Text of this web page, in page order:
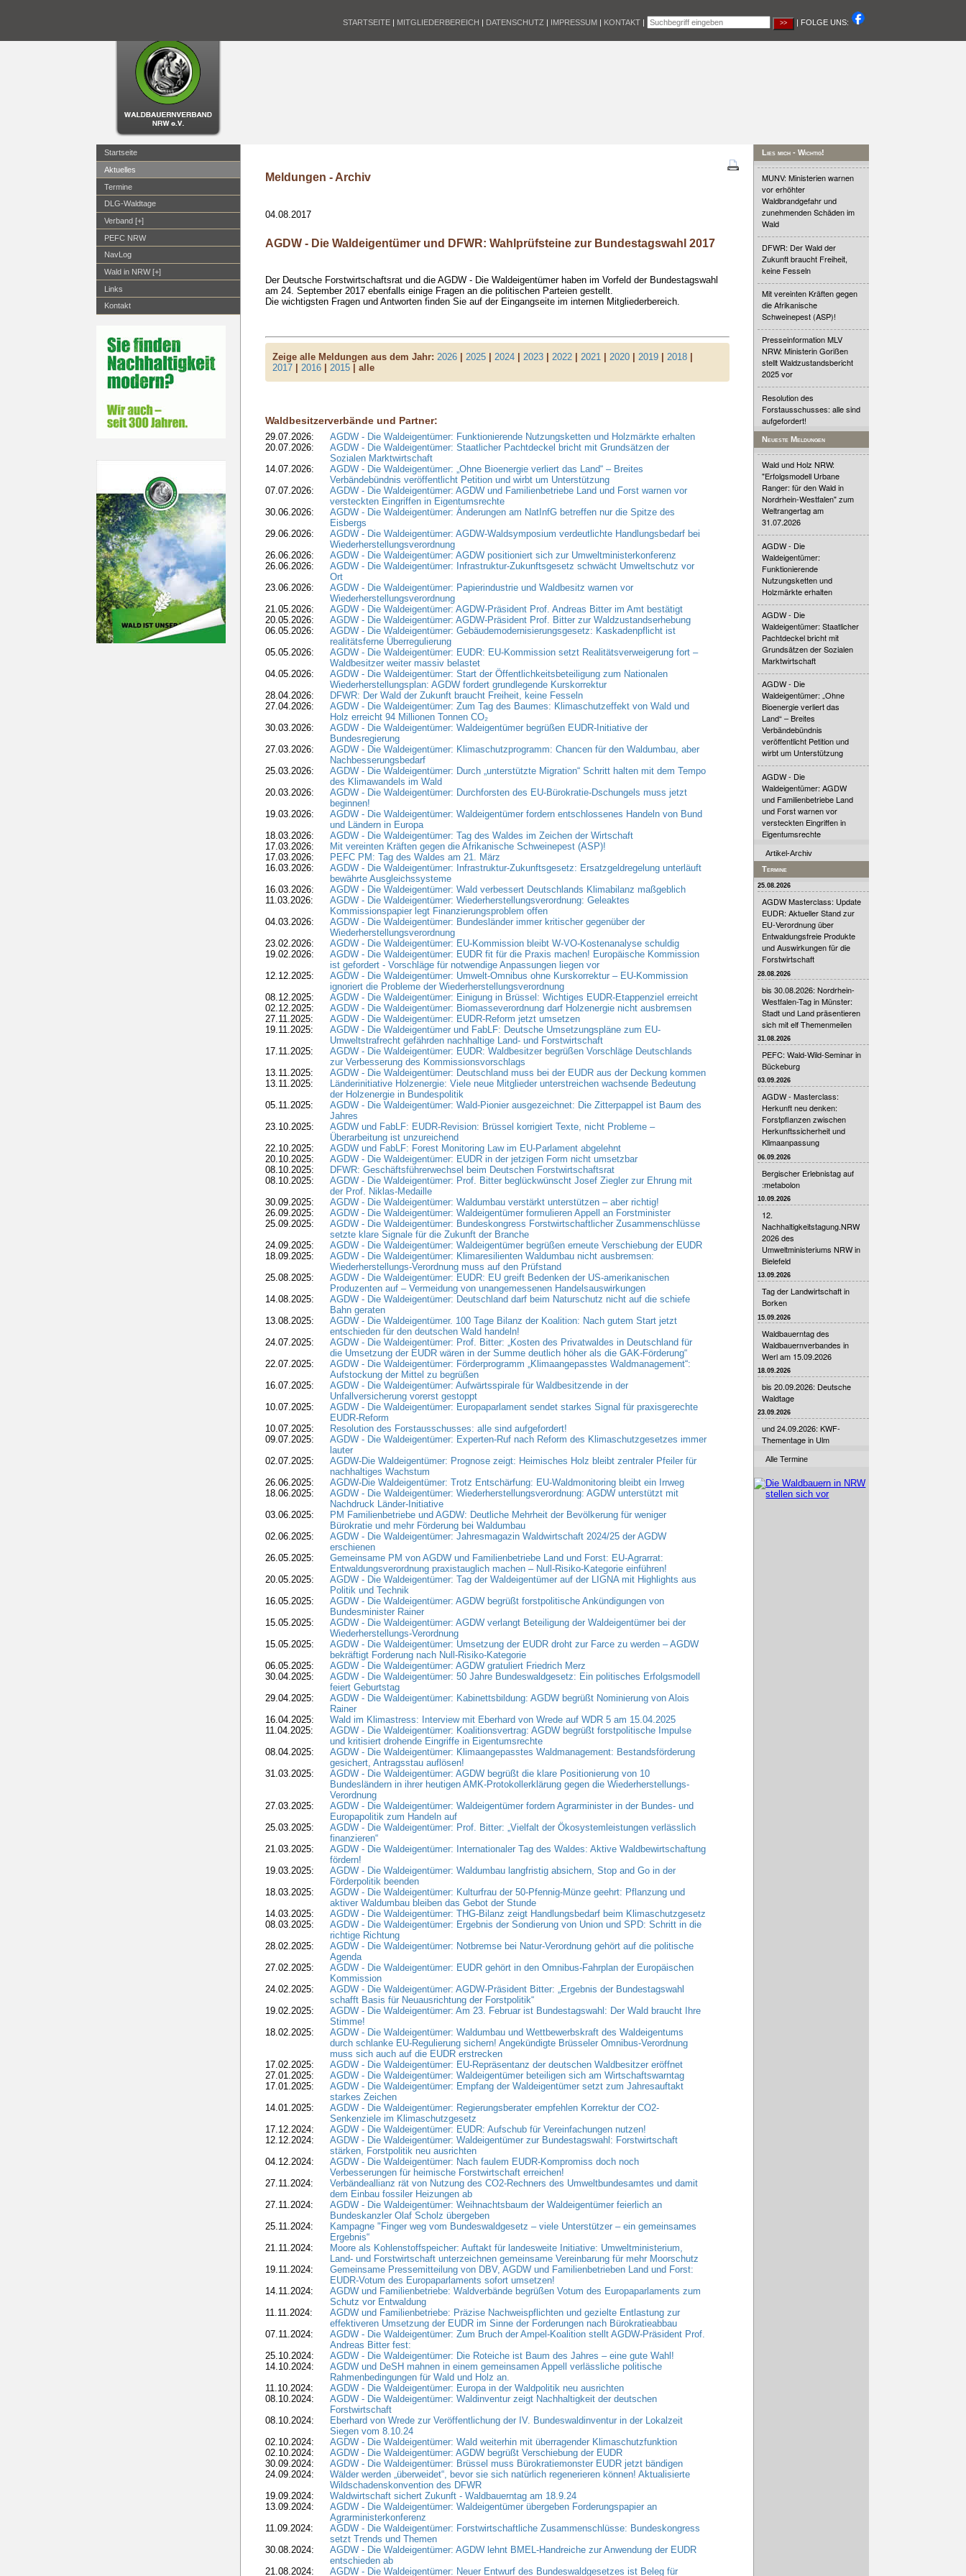
STARTSEITE | MITGLIEDERBEREICH | DATENSCHUTZ | IMPRESSUM | KONTAKT | | FOLGE UNS:
Startseite
Aktuelles
Termine
DLG-Waldtage
Verband [+]
PEFC NRW
NavLog
Wald in NRW [+]
Links
Kontakt
Meldungen - Archiv
04.08.2017
AGDW - Die Waldeigentümer und DFWR: Wahlprüfsteine zur Bundestagswahl 2017
Der Deutsche Forstwirtschaftsrat und die AGDW - Die Waldeigentümer haben im Vorfeld der Bundestagswahl
am 24. September 2017 ebenfalls einige Fragen an die politischen Parteien gestellt.
Die wichtigsten Fragen und Antworten finden Sie auf der Eingangseite im internen Mitgliederbereich.
Zeige alle Meldungen aus dem Jahr: 2026| 2025| 2024| 2023| 2022| 2021| 2020| 2019| 2018|
2017| 2016| 2015| alle
Waldbesitzerverbände und Partner:
29.07.2026:
AGDW - Die Waldeigentümer: Funktionierende Nutzungsketten und Holzmärkte erhalten
20.07.2026:
AGDW - Die Waldeigentümer: Staatlicher Pachtdeckel bricht mit Grundsätzen der
Sozialen Marktwirtschaft
14.07.2026:
AGDW - Die Waldeigentümer: „Ohne Bioenergie verliert das Land“ – Breites
Verbändebündnis veröffentlicht Petition und wirbt um Unterstützung
07.07.2026:
AGDW - Die Waldeigentümer: AGDW und Familienbetriebe Land und Forst warnen vor
versteckten Eingriffen in Eigentumsrechte
30.06.2026:
AGDW - Die Waldeigentümer: Änderungen am NatInfG betreffen nur die Spitze des
Eisbergs
29.06.2026:
AGDW - Die Waldeigentümer: AGDW-Waldsymposium verdeutlichte Handlungsbedarf bei
Wiederherstellungsverordnung
26.06.2026:
AGDW - Die Waldeigentümer: AGDW positioniert sich zur Umweltministerkonferenz
26.06.2026:
AGDW - Die Waldeigentümer: Infrastruktur-Zukunftsgesetz schwächt Umweltschutz vor
Ort
23.06.2026:
AGDW - Die Waldeigentümer: Papierindustrie und Waldbesitz warnen vor
Wiederherstellungsverordnung
21.05.2026:
AGDW - Die Waldeigentümer: AGDW-Präsident Prof. Andreas Bitter im Amt bestätigt
20.05.2026:
AGDW - Die Waldeigentümer: AGDW-Präsident Prof. Bitter zur Waldzustandserhebung
06.05.2026:
AGDW - Die Waldeigentümer: Gebäudemodernisierungsgesetz: Kaskadenpflicht ist
realitätsferne Überregulierung
05.05.2026:
AGDW - Die Waldeigentümer: EUDR: EU-Kommission setzt Realitätsverweigerung fort –
Waldbesitzer weiter massiv belastet
04.05.2026:
AGDW - Die Waldeigentümer: Start der Öffentlichkeitsbeteiligung zum Nationalen
Wiederherstellungsplan: AGDW fordert grundlegende Kurskorrektur
28.04.2026:
DFWR: Der Wald der Zukunft braucht Freiheit, keine Fesseln
27.04.2026:
AGDW - Die Waldeigentümer: Zum Tag des Baumes: Klimaschutzeffekt von Wald und
Holz erreicht 94 Millionen Tonnen CO₂
30.03.2026:
AGDW - Die Waldeigentümer: Waldeigentümer begrüßen EUDR-Initiative der
Bundesregierung
27.03.2026:
AGDW - Die Waldeigentümer: Klimaschutzprogramm: Chancen für den Waldumbau, aber
Nachbesserungsbedarf
25.03.2026:
AGDW - Die Waldeigentümer: Durch „unterstützte Migration“ Schritt halten mit dem Tempo
des Klimawandels im Wald
20.03.2026:
AGDW - Die Waldeigentümer: Durchforsten des EU-Bürokratie-Dschungels muss jetzt
beginnen!
19.03.2026:
AGDW - Die Waldeigentümer: Waldeigentümer fordern entschlossenes Handeln von Bund
und Ländern in Europa
18.03.2026:
AGDW - Die Waldeigentümer: Tag des Waldes im Zeichen der Wirtschaft
17.03.2026:
Mit vereinten Kräften gegen die Afrikanische Schweinepest (ASP)!
17.03.2026:
PEFC PM: Tag des Waldes am 21. März
16.03.2026:
AGDW - Die Waldeigentümer: Infrastruktur-Zukunftsgesetz: Ersatzgeldregelung unterläuft
bewährte Ausgleichssysteme
16.03.2026:
AGDW - Die Waldeigentümer: Wald verbessert Deutschlands Klimabilanz maßgeblich
11.03.2026:
AGDW - Die Waldeigentümer: Wiederherstellungsverordnung: Geleaktes
Kommissionspapier legt Finanzierungsproblem offen
04.03.2026:
AGDW - Die Waldeigentümer: Bundesländer immer kritischer gegenüber der
Wiederherstellungsverordnung
23.02.2026:
AGDW - Die Waldeigentümer: EU-Kommission bleibt W-VO-Kostenanalyse schuldig
19.02.2026:
AGDW - Die Waldeigentümer: EUDR fit für die Praxis machen! Europäische Kommission
ist gefordert - Vorschläge für notwendige Anpassungen liegen vor
12.12.2025:
AGDW - Die Waldeigentümer: Umwelt-Omnibus ohne Kurskorrektur – EU-Kommission
ignoriert die Probleme der Wiederherstellungsverordnung
08.12.2025:
AGDW - Die Waldeigentümer: Einigung in Brüssel: Wichtiges EUDR-Etappenziel erreicht
02.12.2025:
AGDW - Die Waldeigentümer: Biomasseverordnung darf Holzenergie nicht ausbremsen
27.11.2025:
AGDW - Die Waldeigentümer: EUDR-Reform jetzt umsetzen
19.11.2025:
AGDW - Die Waldeigentümer und FabLF: Deutsche Umsetzungspläne zum EU-
Umweltstrafrecht gefährden nachhaltige Land- und Forstwirtschaft
17.11.2025:
AGDW - Die Waldeigentümer: EUDR: Waldbesitzer begrüßen Vorschläge Deutschlands
zur Verbesserung des Kommissionsvorschlags
13.11.2025:
AGDW - Die Waldeigentümer: Deutschland muss bei der EUDR aus der Deckung kommen
13.11.2025:
Länderinitiative Holzenergie: Viele neue Mitglieder unterstreichen wachsende Bedeutung
der Holzenergie in Bundespolitik
05.11.2025:
AGDW - Die Waldeigentümer: Wald-Pionier ausgezeichnet: Die Zitterpappel ist Baum des
Jahres
23.10.2025:
AGDW und FabLF: EUDR-Revision: Brüssel korrigiert Texte, nicht Probleme –
Überarbeitung ist unzureichend
22.10.2025:
AGDW und FabLF: Forest Monitoring Law im EU-Parlament abgelehnt
20.10.2025:
AGDW - Die Waldeigentümer: EUDR in der jetzigen Form nicht umsetzbar
08.10.2025:
DFWR: Geschäftsführerwechsel beim Deutschen Forstwirtschaftsrat
08.10.2025:
AGDW - Die Waldeigentümer: Prof. Bitter beglückwünscht Josef Ziegler zur Ehrung mit
der Prof. Niklas-Medaille
30.09.2025:
AGDW - Die Waldeigentümer: Waldumbau verstärkt unterstützen – aber richtig!
26.09.2025:
AGDW - Die Waldeigentümer: Waldeigentümer formulieren Appell an Forstminister
25.09.2025:
AGDW - Die Waldeigentümer: Bundeskongress Forstwirtschaftlicher Zusammenschlüsse
setzte klare Signale für die Zukunft der Branche
24.09.2025:
AGDW - Die Waldeigentümer: Waldeigentümer begrüßen erneute Verschiebung der EUDR
18.09.2025:
AGDW - Die Waldeigentümer: Klimaresilienten Waldumbau nicht ausbremsen:
Wiederherstellungs-Verordnung muss auf den Prüfstand
25.08.2025:
AGDW - Die Waldeigentümer: EUDR: EU greift Bedenken der US-amerikanischen
Produzenten auf – Vermeidung von unangemessenen Handelsauswirkungen
14.08.2025:
AGDW - Die Waldeigentümer: Deutschland darf beim Naturschutz nicht auf die schiefe
Bahn geraten
13.08.2025:
AGDW - Die Waldeigentümer. 100 Tage Bilanz der Koalition: Nach gutem Start jetzt
entschieden für den deutschen Wald handeln!
24.07.2025:
AGDW - Die Waldeigentümer: Prof. Bitter: „Kosten des Privatwaldes in Deutschland für
die Umsetzung der EUDR wären in der Summe deutlich höher als die GAK-Förderung“
22.07.2025:
AGDW - Die Waldeigentümer: Förderprogramm „Klimaangepasstes Waldmanagement“:
Aufstockung der Mittel zu begrüßen
16.07.2025:
AGDW - Die Waldeigentümer: Aufwärtsspirale für Waldbesitzende in der
Unfallversicherung vorerst gestoppt
10.07.2025:
AGDW - Die Waldeigentümer: Europaparlament sendet starkes Signal für praxisgerechte
EUDR-Reform
10.07.2025:
Resolution des Forstausschusses: alle sind aufgefordert!
09.07.2025:
AGDW - Die Waldeigentümer: Experten-Ruf nach Reform des Klimaschutzgesetzes immer
lauter
02.07.2025:
AGDW-Die Waldeigentümer: Prognose zeigt: Heimisches Holz bleibt zentraler Pfeiler für
nachhaltiges Wachstum
26.06.2025:
AGDW-Die Waldeigentümer: Trotz Entschärfung: EU-Waldmonitoring bleibt ein Irrweg
18.06.2025:
AGDW - Die Waldeigentümer: Wiederherstellungsverordnung: AGDW unterstützt mit
Nachdruck Länder-Initiative
03.06.2025:
PM Familienbetriebe und AGDW: Deutliche Mehrheit der Bevölkerung für weniger
Bürokratie und mehr Förderung bei Waldumbau
02.06.2025:
AGDW - Die Waldeigentümer: Jahresmagazin Waldwirtschaft 2024/25 der AGDW
erschienen
26.05.2025:
Gemeinsame PM von AGDW und Familienbetriebe Land und Forst: EU-Agrarrat:
Entwaldungsverordnung praxistauglich machen – Null-Risiko-Kategorie einführen!
20.05.2025:
AGDW - Die Waldeigentümer: Tag der Waldeigentümer auf der LIGNA mit Highlights aus
Politik und Technik
16.05.2025:
AGDW - Die Waldeigentümer: AGDW begrüßt forstpolitische Ankündigungen von
Bundesminister Rainer
15.05.2025:
AGDW - Die Waldeigentümer: AGDW verlangt Beteiligung der Waldeigentümer bei der
Wiederherstellungs-Verordnung
15.05.2025:
AGDW - Die Waldeigentümer: Umsetzung der EUDR droht zur Farce zu werden – AGDW
bekräftigt Forderung nach Null-Risiko-Kategorie
06.05.2025:
AGDW - Die Waldeigentümer: AGDW gratuliert Friedrich Merz
30.04.2025:
AGDW - Die Waldeigentümer: 50 Jahre Bundeswaldgesetz: Ein politisches Erfolgsmodell
feiert Geburtstag
29.04.2025:
AGDW - Die Waldeigentümer: Kabinettsbildung: AGDW begrüßt Nominierung von Alois
Rainer
16.04.2025:
Wald im Klimastress: Interview mit Eberhard von Wrede auf WDR 5 am 15.04.2025
11.04.2025:
AGDW - Die Waldeigentümer: Koalitionsvertrag: AGDW begrüßt forstpolitische Impulse
und kritisiert drohende Eingriffe in Eigentumsrechte
08.04.2025:
AGDW - Die Waldeigentümer: Klimaangepasstes Waldmanagement: Bestandsförderung
gesichert, Antragsstau auflösen!
31.03.2025:
AGDW - Die Waldeigentümer: AGDW begrüßt die klare Positionierung von 10
Bundesländern in ihrer heutigen AMK-Protokollerklärung gegen die Wiederherstellungs-
Verordnung
27.03.2025:
AGDW - Die Waldeigentümer: Waldeigentümer fordern Agrarminister in der Bundes- und
Europapolitik zum Handeln auf
25.03.2025:
AGDW - Die Waldeigentümer: Prof. Bitter: „Vielfalt der Ökosystemleistungen verlässlich
finanzieren“
21.03.2025:
AGDW - Die Waldeigentümer: Internationaler Tag des Waldes: Aktive Waldbewirtschaftung
fördern!
19.03.2025:
AGDW - Die Waldeigentümer: Waldumbau langfristig absichern, Stop and Go in der
Förderpolitik beenden
18.03.2025:
AGDW - Die Waldeigentümer: Kulturfrau der 50-Pfennig-Münze geehrt: Pflanzung und
aktiver Waldumbau bleiben das Gebot der Stunde
14.03.2025:
AGDW - Die Waldeigentümer: THG-Bilanz zeigt Handlungsbedarf beim Klimaschutzgesetz
08.03.2025:
AGDW - Die Waldeigentümer: Ergebnis der Sondierung von Union und SPD: Schritt in die
richtige Richtung
28.02.2025:
AGDW - Die Waldeigentümer: Notbremse bei Natur-Verordnung gehört auf die politische
Agenda
27.02.2025:
AGDW - Die Waldeigentümer: EUDR gehört in den Omnibus-Fahrplan der Europäischen
Kommission
24.02.2025:
AGDW - Die Waldeigentümer: AGDW-Präsident Bitter: „Ergebnis der Bundestagswahl
schafft Basis für Neuausrichtung der Forstpolitik“
19.02.2025:
AGDW - Die Waldeigentümer: Am 23. Februar ist Bundestagswahl: Der Wald braucht Ihre
Stimme!
18.02.2025:
AGDW - Die Waldeigentümer: Waldumbau und Wettbewerbskraft des Waldeigentums
durch schlanke EU-Regulierung sichern! Angekündigte Brüsseler Omnibus-Verordnung
muss sich auch auf die EUDR erstrecken
17.02.2025:
AGDW - Die Waldeigentümer: EU-Repräsentanz der deutschen Waldbesitzer eröffnet
27.01.2025:
AGDW - Die Waldeigentümer: Waldeigentümer beteiligen sich am Wirtschaftswarntag
17.01.2025:
AGDW - Die Waldeigentümer: Empfang der Waldeigentümer setzt zum Jahresauftakt
starkes Zeichen
14.01.2025:
AGDW - Die Waldeigentümer: Regierungsberater empfehlen Korrektur der CO2-
Senkenziele im Klimaschutzgesetz
17.12.2024:
AGDW - Die Waldeigentümer: EUDR: Aufschub für Vereinfachungen nutzen!
12.12.2024:
AGDW - Die Waldeigentümer: Waldeigentümer zur Bundestagswahl: Forstwirtschaft
stärken, Forstpolitik neu ausrichten
04.12.2024:
AGDW - Die Waldeigentümer: Nach faulem EUDR-Kompromiss doch noch
Verbesserungen für heimische Forstwirtschaft erreichen!
27.11.2024:
Verbändeallianz rät von Nutzung des CO2-Rechners des Umweltbundesamtes und damit
dem Einbau fossiler Heizungen ab
27.11.2024:
AGDW - Die Waldeigentümer: Weihnachtsbaum der Waldeigentümer feierlich an
Bundeskanzler Olaf Scholz übergeben
25.11.2024:
Kampagne "Finger weg vom Bundeswaldgesetz – viele Unterstützer – ein gemeinsames
Ergebnis“
21.11.2024:
Moore als Kohlenstoffspeicher: Auftakt für landesweite Initiative: Umweltministerium,
Land- und Forstwirtschaft unterzeichnen gemeinsame Vereinbarung für mehr Moorschutz
19.11.2024:
Gemeinsame Pressemitteilung von DBV, AGDW und Familienbetrieben Land und Forst:
EUDR-Votum des Europaparlaments sofort umsetzen!
14.11.2024:
AGDW und Familienbetriebe: Waldverbände begrüßen Votum des Europaparlaments zum
Schutz vor Entwaldung
11.11.2024:
AGDW und Familienbetriebe: Präzise Nachweispflichten und gezielte Entlastung zur
effektiveren Umsetzung der EUDR im Sinne der Forderungen nach Bürokratieabbau
07.11.2024:
AGDW - Die Waldeigentümer: Zum Bruch der Ampel-Koalition stellt AGDW-Präsident Prof.
Andreas Bitter fest:
25.10.2024:
AGDW - Die Waldeigentümer: Die Roteiche ist Baum des Jahres – eine gute Wahl!
14.10.2024:
AGDW und DeSH mahnen in einem gemeinsamen Appell verlässliche politische
Rahmenbedingungen für Wald und Holz an.
11.10.2024:
AGDW - Die Waldeigentümer: Europa in der Waldpolitik neu ausrichten
08.10.2024:
AGDW - Die Waldeigentümer: Waldinventur zeigt Nachhaltigkeit der deutschen
Forstwirtschaft
08.10.2024:
Eberhard von Wrede zur Veröffentlichung der IV. Bundeswaldinventur in der Lokalzeit
Siegen vom 8.10.24
02.10.2024:
AGDW - Die Waldeigentümer: Wald weiterhin mit überragender Klimaschutzfunktion
02.10.2024:
AGDW - Die Waldeigentümer: AGDW begrüßt Verschiebung der EUDR
30.09.2024:
AGDW - Die Waldeigentümer: Brüssel muss Bürokratiemonster EUDR jetzt bändigen
24.09.2024:
Wälder werden „überweidet“, bevor sie sich natürlich regenerieren können! Aktualisierte
Wildschadenskonvention des DFWR
19.09.2024:
Waldwirtschaft sichert Zukunft - Waldbauerntag am 18.9.24
13.09.2024:
AGDW - Die Waldeigentümer: Waldeigentümer übergeben Forderungspapier an
Agrarministerkonferenz
11.09.2024:
AGDW - Die Waldeigentümer: Forstwirtschaftliche Zusammenschlüsse: Bundeskongress
setzt Trends und Themen
30.08.2024:
AGDW - Die Waldeigentümer: AGDW lehnt BMEL-Handreiche zur Anwendung der EUDR
entschieden ab
21.08.2024:
AGDW - Die Waldeigentümer: Neuer Entwurf des Bundeswaldgesetzes ist Beleg für
Lies mich - Wichtig!
MUNV: Ministerien warnen
vor erhöhter
Waldbrandgefahr und
zunehmenden Schäden im
Wald
DFWR: Der Wald der
Zukunft braucht Freiheit,
keine Fesseln
Mit vereinten Kräften gegen
die Afrikanische
Schweinepest (ASP)!
Presseinformation MLV
NRW: Ministerin Gorißen
stellt Waldzustandsbericht
2025 vor
Resolution des
Forstausschusses: alle sind
aufgefordert!
Neueste Meldungen
Wald und Holz NRW:
"Erfolgsmodell Urbane
Ranger: für den Wald in
Nordrhein-Westfalen" zum
Weltrangertag am
31.07.2026
AGDW - Die
Waldeigentümer:
Funktionierende
Nutzungsketten und
Holzmärkte erhalten
AGDW - Die
Waldeigentümer: Staatlicher
Pachtdeckel bricht mit
Grundsätzen der Sozialen
Marktwirtschaft
AGDW - Die
Waldeigentümer: „Ohne
Bioenergie verliert das
Land“ – Breites
Verbändebündnis
veröffentlicht Petition und
wirbt um Unterstützung
AGDW - Die
Waldeigentümer: AGDW
und Familienbetriebe Land
und Forst warnen vor
versteckten Eingriffen in
Eigentumsrechte
Artikel-Archiv
Termine
25.08.2026
AGDW Masterclass: Update
EUDR: Aktueller Stand zur
EU-Verordnung über
Entwaldungsfreie Produkte
und Auswirkungen für die
Forstwirtschaft
28.08.2026
bis 30.08.2026: Nordrhein-
Westfalen-Tag in Münster:
Stadt und Land präsentieren
sich mit elf Themenmeilen
31.08.2026
PEFC: Wald-Wild-Seminar in
Bückeburg
03.09.2026
AGDW - Masterclass:
Herkunft neu denken:
Forstpflanzen zwischen
Herkunftssicherheit und
Klimaanpassung
06.09.2026
Bergischer Erlebnistag auf
:metabolon
10.09.2026
12.
Nachhaltigkeitstagung.NRW
2026 des
Umweltministeriums NRW in
Bielefeld
13.09.2026
Tag der Landwirtschaft in
Borken
15.09.2026
Waldbauerntag des
Waldbauernverbandes in
Werl am 15.09.2026
18.09.2026
bis 20.09.2026: Deutsche
Waldtage
23.09.2026
und 24.09.2026: KWF-
Thementage in Ulm
Alle Termine